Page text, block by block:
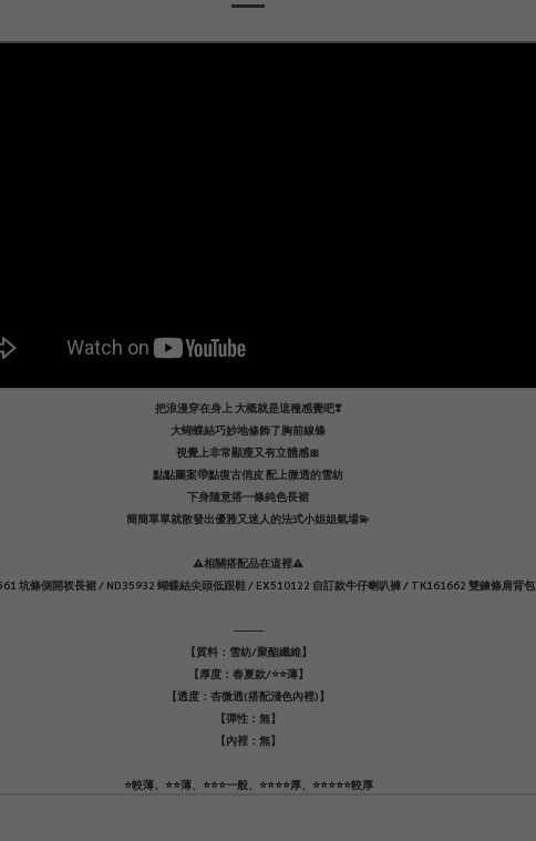
把浪漫穿在身上 大概就是這種感覺吧❣️
大蝴蝶結巧妙地修飾了胸前線條
視覺上非常顯瘦又有立體感🎀
點點圖案帶點復古俏皮 配上微透的雪紡
下身隨意搭一條純色長裙
簡簡單單就散發出優雅又迷人的法式小姐姐氣場💫
⚠️相關搭配品在這裡⚠️
坑條側開衩長裙 / ND35932 蝴蝶結尖頭低跟鞋 / EX510122 自訂款牛仔喇叭褲 / TK161662 雙鍊條肩背包
---------
【質料：雪紡/聚酯纖維】
【厚度：春夏款/⭐️⭐️薄】
【透度：杏微透(搭配淺色內裡)】
【彈性：無】
【內裡：無】
⭐️較薄、⭐️⭐️薄、⭐️⭐️⭐️一般、⭐️⭐️⭐️⭐️厚、⭐️⭐️⭐️⭐️⭐️較厚